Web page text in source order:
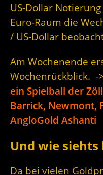
US-Dollar
Euro-Raum die
/ US-Dollar
Am Wochenende
Wochenrückblick. ->
ein Spielball der
Barrick, Newmont,
AngloGold Ashanti
Und wie
Da bei vielen